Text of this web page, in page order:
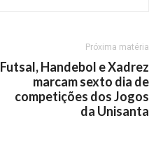
Próxima matéria
Futsal, Handebol e Xadrez
marcam sexto dia de
competições dos Jogos
da Unisanta